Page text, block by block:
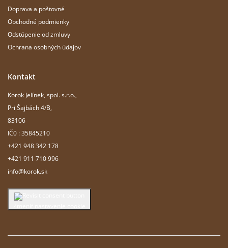
Doprava a poštovné
Obchodné podmienky
Odstúpenie od zmluvy
Ochrana osobných údajov
Kontakt
Korok Jelínek, spol. s.r.o.,
Pri Šajbách 4/B,
83106
IČ0 : 35845210
+421 948 342 178
+421 911 710 996
info@korok.sk